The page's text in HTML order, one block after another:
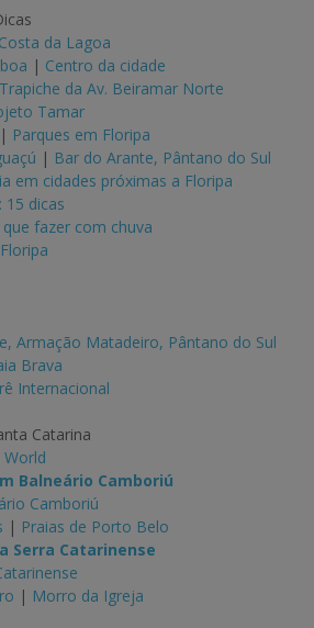
Costa da Lagoa
| Centro da cidade
Trapiche da Av. Beiramar Norte
Tamar
| Parques em Floripa
| Bar do Arante, Pântano do Sul
em cidades próximas a Floripa
15 dicas
fazer com chuva
Armação Matadeiro, Pântano do Sul
Brava
Internacional
Catarina
Balneário Camboriú
Camboriú
| Praias de Porto Belo
Serra Catarinense
| Morro da Igreja